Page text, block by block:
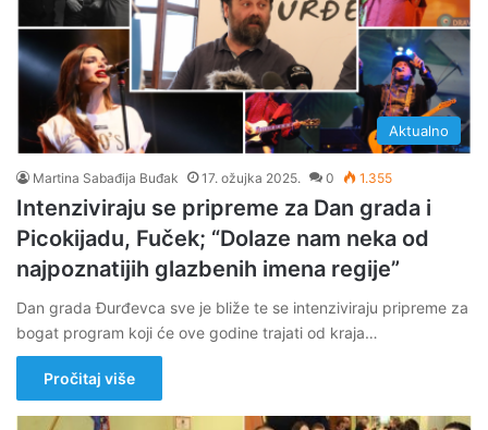
Aktualno
Martina Sabađija Buđak 17. ožujka 2025. 0 1.355
Intenziviraju se pripreme za Dan grada i
Picokijadu, Fuček; “Dolaze nam neka od
najpoznatijih glazbenih imena regije”
Dan grada Đurđevca sve je bliže te se intenziviraju pripreme za
bogat program koji će ove godine trajati od kraja…
Pročitaj više